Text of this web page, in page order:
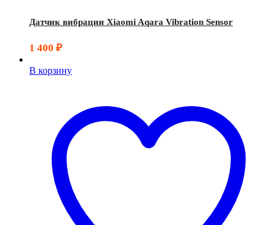
Датчик вибрации Xiaomi Aqara Vibration Sensor
1 400 ₽
В корзину